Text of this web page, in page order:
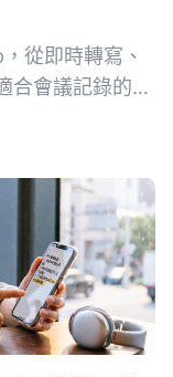
從即時轉寫、
合會議記錄的工